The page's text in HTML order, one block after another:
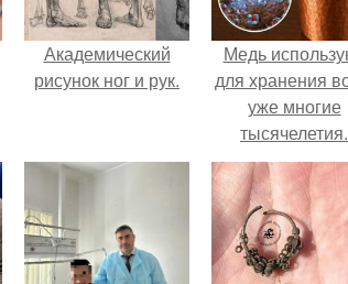
Академический
рисунок ног и рук.
Медь
для хранения
уже многие
тысячелетия.